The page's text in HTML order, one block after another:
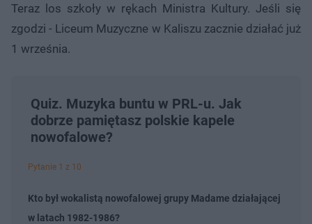
Teraz los szkoły w rękach Ministra Kultury. Jeśli się
zgodzi - Liceum Muzyczne w Kaliszu zacznie działać już
1 września.
Quiz. Muzyka buntu w PRL-u. Jak
dobrze pamiętasz polskie kapele
nowofalowe?
Pytanie 1 z 10
Kto był wokalistą nowofalowej grupy Madame działającej
w latach 1982-1986?